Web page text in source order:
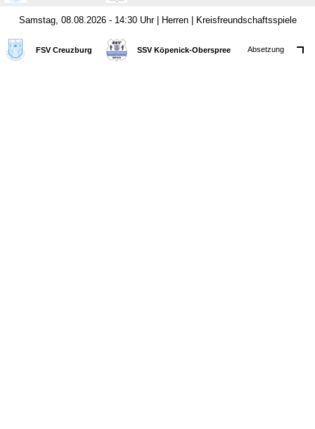
Samstag, 08.08.2026 - 14:30 Uhr | Herren | Kreisfreundschaftsspiele
FSV Creuzburg SSV Köpenick-Oberspree Absetzung